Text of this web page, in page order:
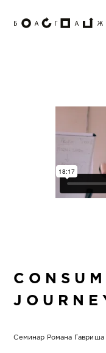
Семинар Романа Гавриша